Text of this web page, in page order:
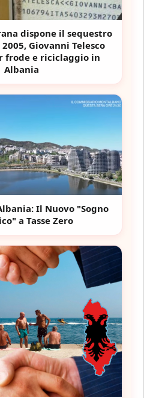
dispone il sequestro
Giovanni Telesco
frode e riciclaggio in
Albania
Il Nuovo "Sogno
a Tasse Zero